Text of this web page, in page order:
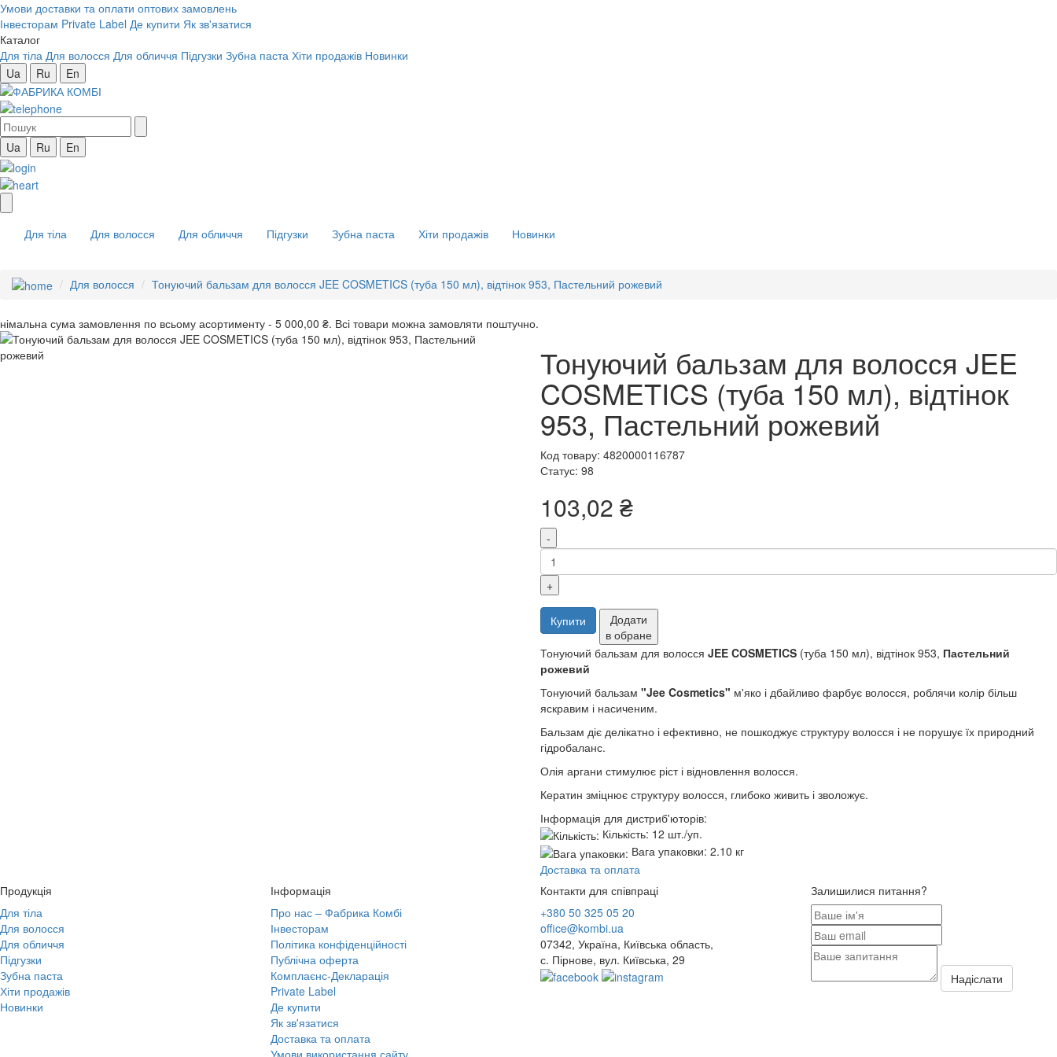
Умови доставки та оплати оптових замовлень
Інвесторам Private Label Де купити Як зв'язатися
Каталог
Для тіла Для волосся Для обличчя Підгузки Зубна паста Хіти продажів Новинки
Ua
Ru En
Ua Ru En
Для тіла Для волосся Для обличчя Підгузки Зубна паста Хіти продажів Новинки
Для волосся Тонуючий бальзам для волосся JEE COSMETICS (туба 150 мл), відтінок 953, Пастельний рожевий
сума замовлення по всьому асортименту - 5 000,00 ₴. Всі товари можна замовляти поштучно.
Тонуючий бальзам для волосся JEE
COSMETICS (туба 150 мл), відтінок
953, Пастельний рожевий
Код товару: 4820000116787
Статус: 98
103,02 ₴
-
+
Купити
Додати
в обране
Тонуючий бальзам для волосся JEE COSMETICS (туба 150 мл), відтінок 953, Пастельний
рожевий
Тонуючий бальзам "Jee Cosmetics" м'яко і дбайливо фарбує волосся, роблячи колір більш
яскравим і насиченим.
Бальзам діє делікатно і ефективно, не пошкоджує структуру волосся і не порушує їх природний
гідробаланс.
Олія аргани стимулює ріст і відновлення волосся.
Кератин зміцнює структуру волосся, глибоко живить і зволожує.
Інформація для дистриб'юторів:
Кількість: 12 шт./уп.
Вага упаковки: 2.10 кг
Доставка та оплата
Продукція
Для тіла
Для волосся
Для обличчя
Підгузки
Зубна паста
Хіти продажів
Новинки
Інформація
Про нас – Фабрика Комбі
Інвесторам
Політика конфіденційності
Публічна оферта
Комплаєнс-Декларація
Private Label
Де купити
Як зв'язатися
Доставка та оплата
Умови використання сайту
Контакти для співпраці
+380 50 325 05 20
office@kombi.ua
07342, Україна, Київська область,
с. Пірнове, вул. Київська, 29
Залишилися питання?